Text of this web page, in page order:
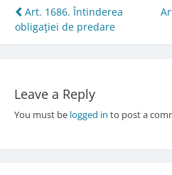
Post
navigation
Art. 1686. Întinderea
obligaţiei de predare
Leave a Reply
You must be logged in to post a